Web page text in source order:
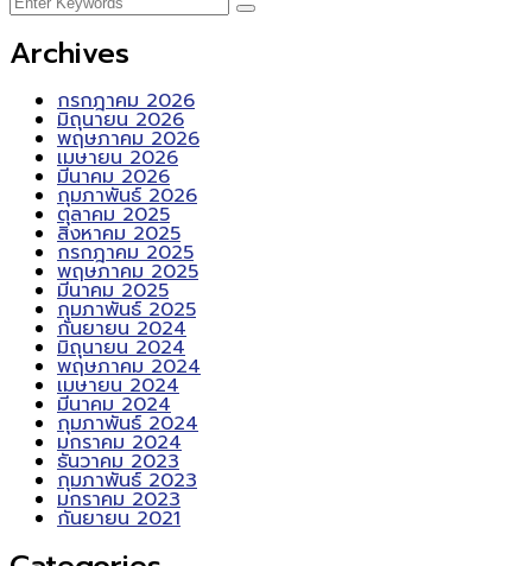
Archives
กรกฎาคม 2026
มิถุนายน 2026
พฤษภาคม 2026
เมษายน 2026
มีนาคม 2026
กุมภาพันธ์ 2026
ตุลาคม 2025
สิงหาคม 2025
กรกฎาคม 2025
พฤษภาคม 2025
มีนาคม 2025
กุมภาพันธ์ 2025
กันยายน 2024
มิถุนายน 2024
พฤษภาคม 2024
เมษายน 2024
มีนาคม 2024
กุมภาพันธ์ 2024
มกราคม 2024
ธันวาคม 2023
กุมภาพันธ์ 2023
มกราคม 2023
กันยายน 2021